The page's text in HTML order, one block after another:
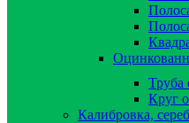
Труба
Круг
Калибровка,